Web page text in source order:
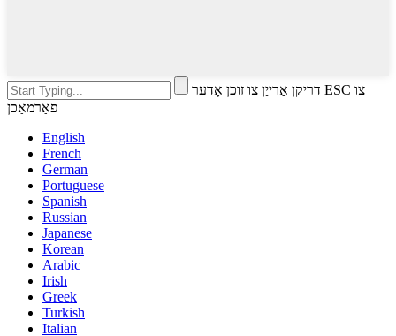
דריקן אַרייַן צו זוכן אָדער ESC צו
פאַרמאַכן
English
French
German
Portuguese
Spanish
Russian
Japanese
Korean
Arabic
Irish
Greek
Turkish
Italian